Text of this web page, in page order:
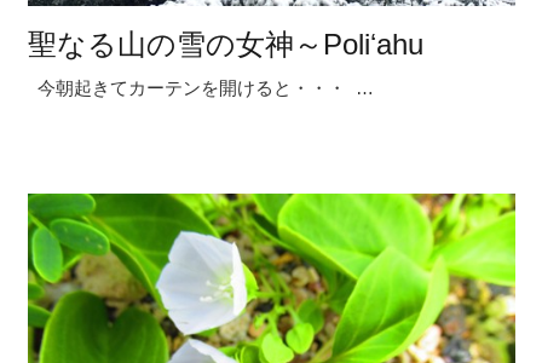
聖なる山の雪の女神～Poliʻahu
今朝起きてカーテンを開けると・・・ …